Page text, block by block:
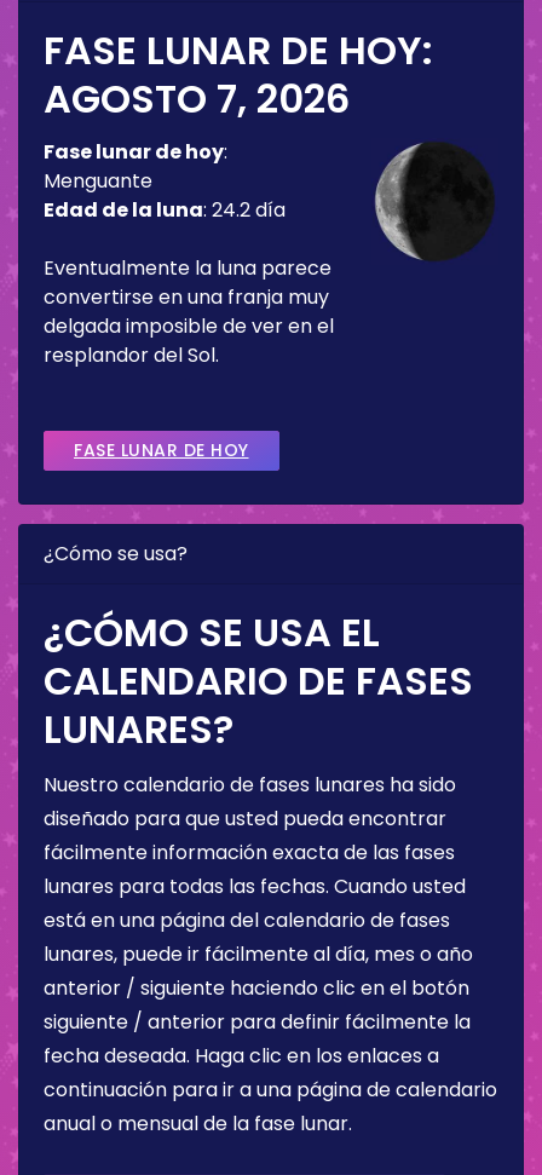
FASE LUNAR DE HOY:
AGOSTO 7, 2026
Fase lunar de hoy:
Menguante
Edad de la luna: 24.2 día
Eventualmente la luna parece
convertirse en una franja muy
delgada imposible de ver en el
resplandor del Sol.
FASE LUNAR DE HOY
¿Cómo se usa?
¿CÓMO SE USA EL
CALENDARIO DE FASES
LUNARES?
Nuestro calendario de fases lunares ha sido
diseñado para que usted pueda encontrar
fácilmente información exacta de las fases
lunares para todas las fechas. Cuando usted
está en una página del calendario de fases
lunares, puede ir fácilmente al día, mes o año
anterior / siguiente haciendo clic en el botón
siguiente / anterior para definir fácilmente la
fecha deseada. Haga clic en los enlaces a
continuación para ir a una página de calendario
anual o mensual de la fase lunar.